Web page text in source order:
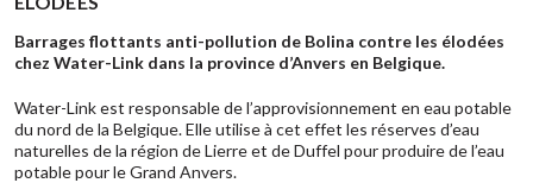
Barrages flottants anti-pollution de Bolina contre les élodées
chez Water-Link dans la province d’Anvers en Belgique.
Water-Linkest responsable de l’approvisionnement en eau potable
du nord de la Belgique. Elle utilise à cet effet les réserves d’eau
naturelles de la région de Lierre et de Duffel pour produire de l’eau
potable pour le Grand Anvers.